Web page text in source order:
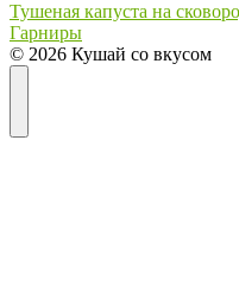
Тушеная капуста на
Гарниры
© 2026 Кушай со вкусом